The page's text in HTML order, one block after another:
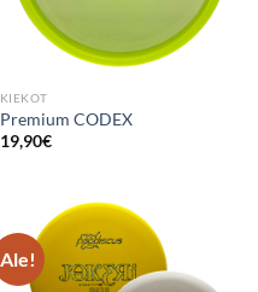
KIEKOT
Premium CODEX
19,90€
Ale!